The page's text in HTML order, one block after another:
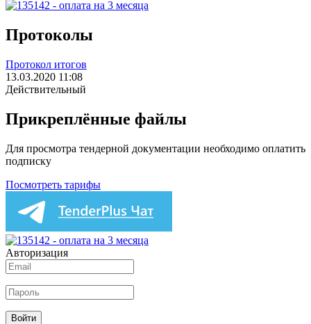
Протоколы
Протокол итогов
13.03.2020 11:08
Действительный
Прикреплённые файлы
Для просмотра тендерной документации необходимо оплатить
подписку
Посмотреть тарифы
Авторизация
Войти